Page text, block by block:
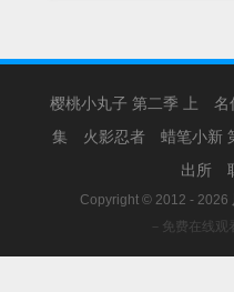
樱桃小丸子 第二季 上 名
集
火影忍者 蜡笔小新
出所
Copyright © 2012 - 2026
－免费在线观